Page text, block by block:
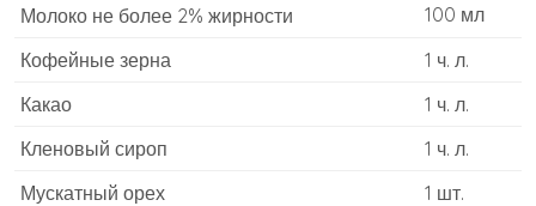
Молоко не более 2% жирности
100 мл
Кофейные зерна
1 ч. л.
Какао
1 ч. л.
Кленовый сироп
1 ч. л.
Мускатный орех
1 шт.